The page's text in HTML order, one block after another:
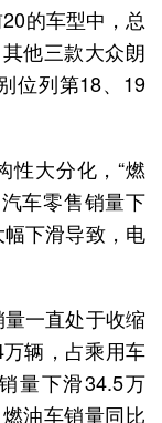
的车型中，总
他三款大众朗
位列第18、19
性大分化，“燃
车零售销量下
下滑导致，电
一直处于收缩
辆，占乘用车
量下滑34.5万
油车销量同比